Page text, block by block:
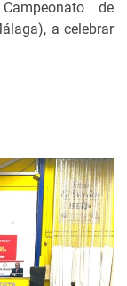
de
a celebrar